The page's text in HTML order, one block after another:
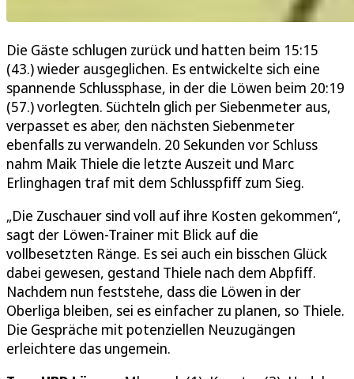
Die Gäste schlugen zurück und hatten beim 15:15
(43.) wieder ausgeglichen. Es entwickelte sich eine
spannende Schlussphase, in der die Löwen beim 20:19
(57.) vorlegten. Süchteln glich per Siebenmeter aus,
verpasset es aber, den nächsten Siebenmeter
ebenfalls zu verwandeln. 20 Sekunden vor Schluss
nahm Maik Thiele die letzte Auszeit und Marc
Erlinghagen traf mit dem Schlusspfiff zum Sieg.
„Die Zuschauer sind voll auf ihre Kosten gekommen“,
sagt der Löwen-Trainer mit Blick auf die
vollbesetzten Ränge. Es sei auch ein bisschen Glück
dabei gewesen, gestand Thiele nach dem Abpfiff.
Nachdem nun feststehe, dass die Löwen in der
Oberliga bleiben, sei es einfacher zu planen, so Thiele.
Die Gespräche mit potenziellen Neuzugängen
erleichtere das ungemein.